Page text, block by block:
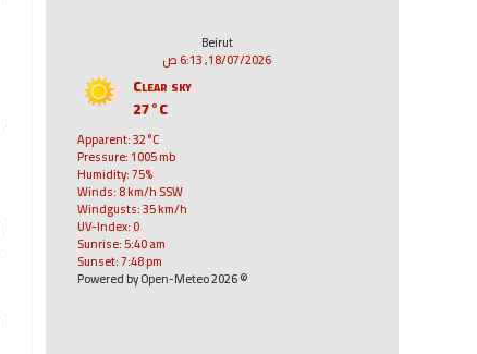
Beirut
18/07/2026, 6:13 ص
Clear sky
27°C
Apparent: 32°C
Pressure: 1005 mb
Humidity: 75%
Winds: 8 km/h SSW
Windgusts: 35 km/h
UV-Index: 0
Sunrise: 5:40 am
Sunset: 7:48 pm
© 2026 Powered by Open-Meteo